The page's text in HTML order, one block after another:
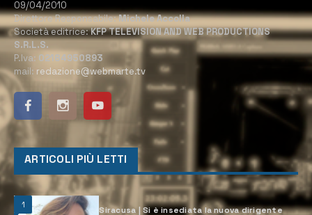
09/04/2010
Direttore Responsabile:Michele Accolla
Società editrice:KFP TELEVISION AND WEB PRODUCTIONS
S.R.L.S.
P.Iva: 02184950893
mail: redazione@webmarte.tv
ARTICOLI PIÙ LETTI
1
Siracusa | Si è insediata la nuova dirigente